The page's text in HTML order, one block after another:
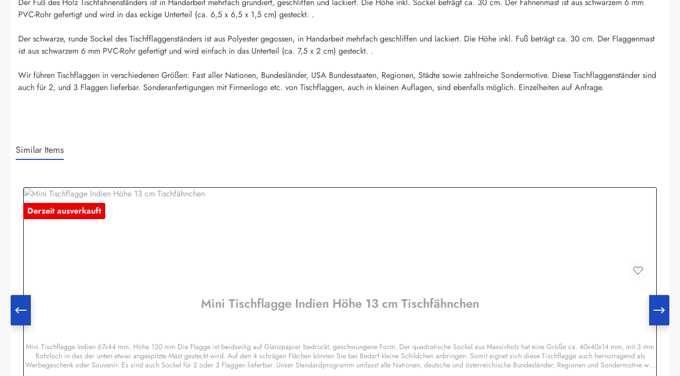
PVC-Rohr gefertigt und wird in das eckige Unterteil (ca. 6,5 x 6,5 x 1,5 cm) gesteckt. .
Der schwarze, runde Sockel des Tischfflaggenständers ist aus Polyester gegossen, in Handarbeit mehrfach geschliffen und lackiert. Die Höhe inkl. Fuß beträgt ca. 30 cm. Der Flaggenmast
ist aus schwarzem 6 mm PVC-Rohr gefertigt und wird einfach in das Unterteil (ca. 7,5 x 2 cm) gesteckt. .
Wir führen Tischflaggen in verschiedenen Größen: Fast aller Nationen, Bundesländer, USA Bundesstaaten, Regionen, Städte sowie zahlreiche Sondermotive. Diese Tischflaggenständer sind
auch für 2, und 3 Flaggen lieferbar. Sonderanfertigungen mit Firmenlogo etc. von Tischflaggen, auch in kleinen Auflagen, sind ebenfalls möglich. Einzelheiten auf Anfrage.
Similar Items
Derzeit ausverkauft
Mini Tischflagge Indien Höhe 13 cm Tischfähnchen
Mini Tischflagge Indien 67x44 mm, Höhe 130 mm Die Flagge ist beidseitig auf Glanzpapier bedruckt, geschwungene Form. Der quadratische Sockel aus Massivholz hat eine Größe ca. 40x40x14 mm, mit 3 mm
Bohrloch in das der unten etwas angespitzte Mast gesteckt wird. Auf den 4 schrägen Flächen können Sie bei Bedarf kleine Schildchen anbringen. Somit eignet sich diese Tischflagge auch hervorragend als
Werbegeschenk oder Souvenir. Es sind auch Sockel für 2 oder 3 Flaggen lieferbar. Unser Standardprogramm umfasst alle Nationen, deutsche und österreichische Bundesländer, Regionen und Sondermotive wie